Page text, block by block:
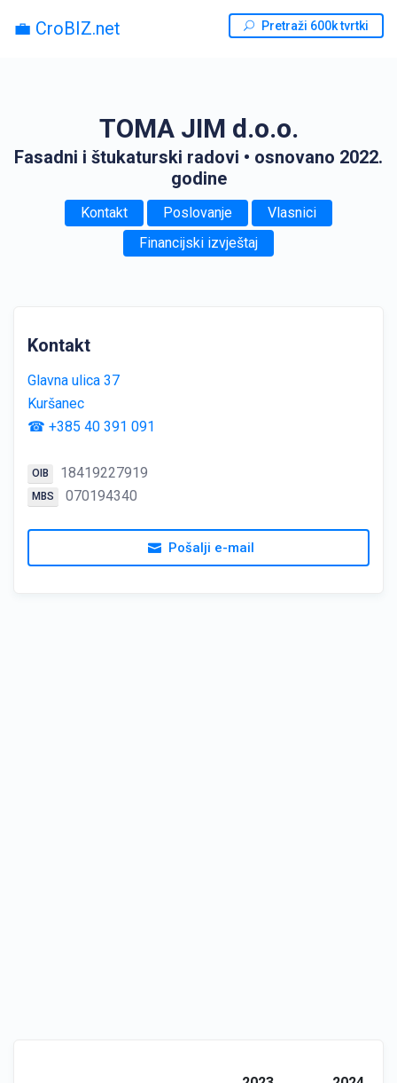
💼 CroBIZ.net Pretraži 600k tvrtki
TOMA JIM d.o.o.
Fasadni i štukaturski radovi • osnovano 2022.
godine
Kontakt Poslovanje
Vlasnici
Financijski izvještaj
Kontakt
Glavna ulica 37
Kuršanec
☎ +385 40 391 091
OIB 18419227919
MBS 070194340
Pošalji e-mail